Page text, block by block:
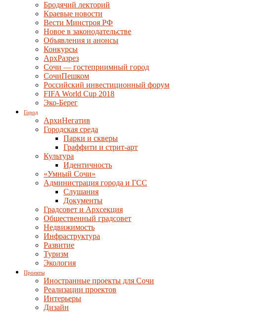
Бродячий лекторий
Краевые новости
Вести Минстроя РФ
Новое в законодательстве
Объявления и анонсы
Конкурсы
АрхРазрез
Сочи — гостеприимный город
СочиПешком
Российский инвестиционный форум
FIFA World Cup 2018
Эко-Берег
Город
АрхиНегатив
Городская среда
Парки и скверы
Граффити и стрит-арт
Культура
Идентичность
«Умный Сочи»
Администрация города и ГСС
Слушания
Документы
Градсовет и Архсекция
Общественный градсовет
Недвижимость
Инфраструктура
Развитие
Туризм
Экология
Проекты
Иностранные проекты для Сочи
Реализации проектов
Интерьеры
Дизайн